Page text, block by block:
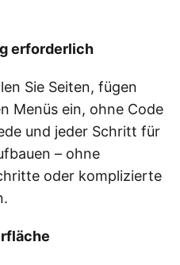
erforderlich
Sie Seiten, fügen
Menüs ein, ohne Code
und jeder Schritt für
– ohne
oder komplizierte